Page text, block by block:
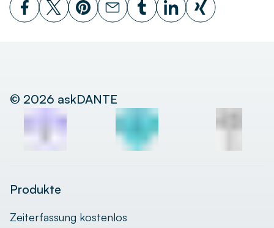
© 2026 askDANTE
Produkte
Zeiterfassung kostenlos